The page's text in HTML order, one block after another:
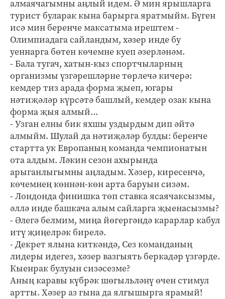
алмаячагымны аңлый идем. Ә мин ярышларга
турист буларак кына барырга яратмыйм. Бүген
исә мин беренче максатыма ирештем -
Олимпиадага сайландым, хәзер инде бу
уеннарга бөтен көчемне куеп әзерләнәм.
- Бала тугач, хатын-кыз спортчыларның
организмы үзгәрешләрне төрлечә кичерә:
кемдер тиз арада форма җыеп, югары
нәтиҗәләр күрсәтә башлый, кемдер озак кына
форма җыя алмый...
- Узган елны бик яхшы уздырдым дип әйтә
алмыйм. Шулай да нәтиҗәләр булды: беренче
стартта ук Европаның команда чемпионатын
ота алдым. Ләкин сезон ахырында
арыганлыгымны аңладым. Хәзер, киресенчә,
көчемнең көннән-көн арта баруын сизәм.
- Лондонда финишка төп ставка ясаячаксызмы,
әллә инде башкача алым сайларга җыенасызмы?
- Әлегә белмим, миңа йөгергәндә карарлар кабул
итү җиңелрәк бирелә.
- Декрет ялына киткәндә, Сез команданың
лидеры идегез, хәзер вазгыять беркадәр үзгәрде.
Кыенрак булуын сизәсезме?
Аның каравы күбрәк шөгыльләнү өчен стимул
артты. Хәзер аз гына да ялгышырга ярамый!